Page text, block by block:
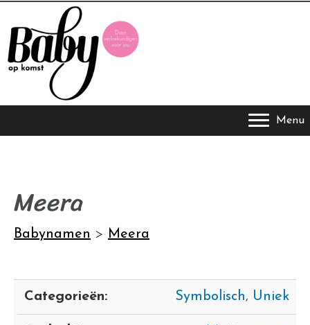
Menu
Meera
Babynamen > Meera
Categorieën: Symbolisch, Uniek